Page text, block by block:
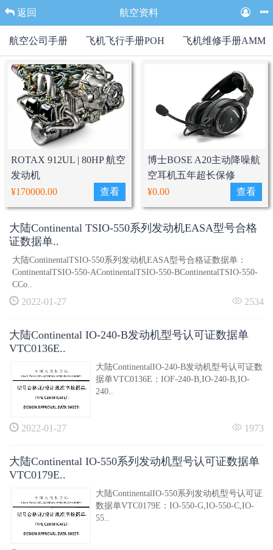
返回 航空资料
航空公司手册 飞机飞行手册POH 飞机维修手册AMM
ROTAX 912UL | 80HP 航空
发动机
¥170000.00
查看
博士BOSE A20主动降噪航
空耳机五年超长保修
¥0.00
查看
大陆Continental TSIO-550系列发动机EASA型号合格
证数据单..
大陆ContinentalTSIO-550系列发动机EASA型号合格证数据单：
ContinentalTSIO-550-AContinentalTSIO-550-BContinentalTSIO-550-
CCo..
2022-01-27 2534
大陆Continental IO-240-B发动机型号认可证数据单
VTC0136E..
大陆ContinentalIO-240-B发动机型号认可证数
据单VTC0136E：IOF-240-B,IO-240-B,IO-
240..
2022-01-27 1973
大陆Continental IO-550系列发动机型号认可证数据单
VTC0179E..
大陆ContinentalIO-550系列发动机型号认可证
数据单VTC0179E：IO-550-G,IO-550-C,IO-
55..